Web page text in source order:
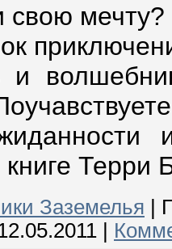
свою
и
Терри
Заземелья